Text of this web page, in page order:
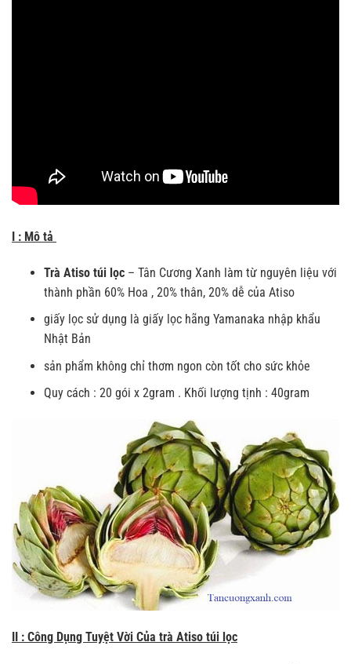
I : Mô tả
Trà Atiso túi lọc– Tân Cương Xanh làm từ nguyên liệu với
thành phần 60% Hoa , 20% thân, 20% dễ của Atiso
giấy lọc sử dụng là giấy lọc hãng Yamanaka nhập khẩu
Nhật Bản
sản phẩm không chỉ thơm ngon còn tốt cho sức khỏe
Quy cách : 20 gói x 2gram . Khối lượng tịnh : 40gram
II : Công Dụng Tuyệt Vời Của trà Atiso túi lọc